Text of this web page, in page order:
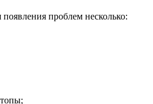
проблем несколько: